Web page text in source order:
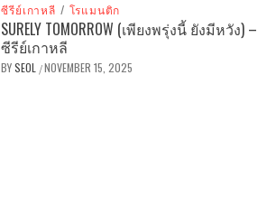
ซีรีย์เกาหลี / โรแมนติก
SURELY TOMORROW (เพียงพรุ่งนี้ ยังมีหวัง) –
ซีรีย์เกาหลี
BYSEOL /NOVEMBER 15, 2025